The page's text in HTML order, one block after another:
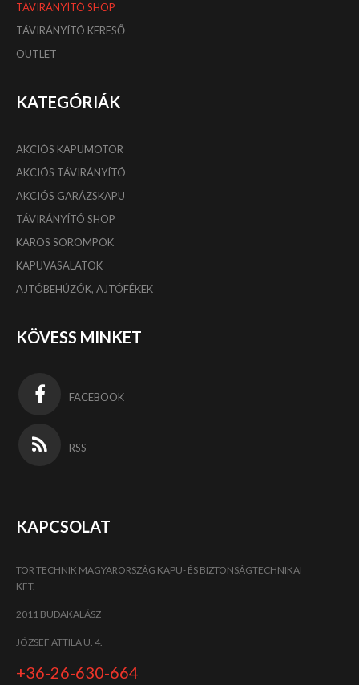
TÁVIRÁNYÍTÓ SHOP
TÁVIRÁNYÍTÓ KERESŐ
OUTLET
KATEGÓRIÁK
AKCIÓS KAPUMOTOR
AKCIÓS TÁVIRÁNYÍTÓ
AKCIÓS GARÁZSKAPU
TÁVIRÁNYÍTÓ SHOP
KAROS SOROMPÓK
KAPUVASALATOK
AJTÓBEHÚZÓK, AJTÓFÉKEK
KÖVESS MINKET
FACEBOOK
RSS
KAPCSOLAT
TOR TECHNIK MAGYARORSZÁG KAPU- ÉS BIZTONSÁGTECHNIKAI
KFT.
2011 BUDAKALÁSZ
JÓZSEF ATTILA U. 4.
+36-26-630-664